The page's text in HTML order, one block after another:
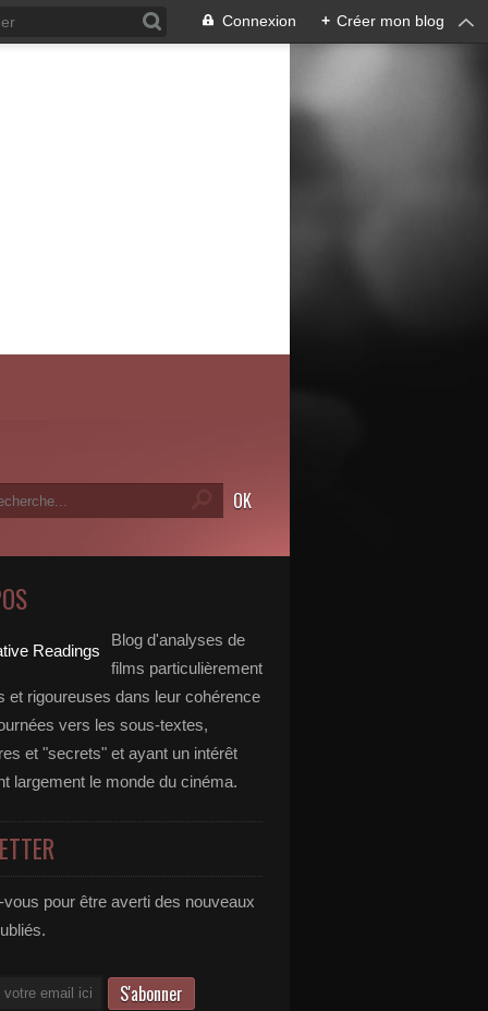
Connexion + Créer mon blog
Blog d'analyses de
films particulièrement
et rigoureuses dans leur cohérence
vers les sous-textes,
et "secrets" et ayant un intérêt
largement le monde du cinéma.
pour être averti des nouveaux